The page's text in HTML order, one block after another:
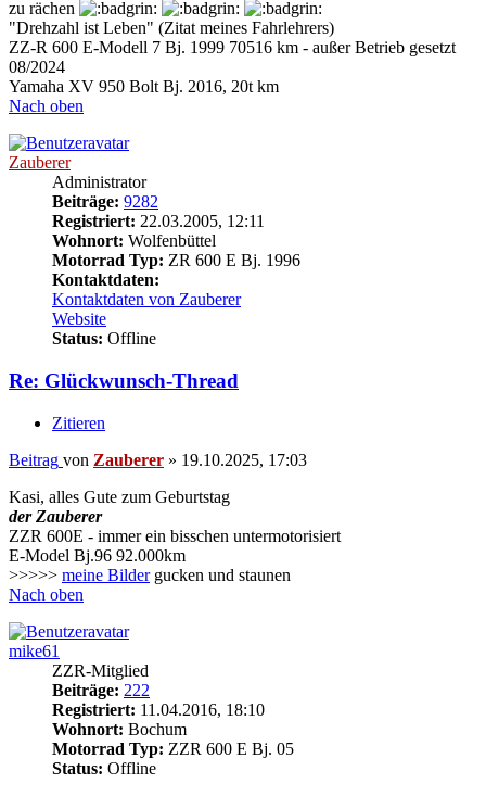
zu rächen
"Drehzahl ist Leben" (Zitat meines Fahrlehrers)
ZZ-R 600 E-Modell 7 Bj. 1999 70516 km - außer Betrieb gesetzt
08/2024
Yamaha XV 950 Bolt Bj. 2016, 20t km
Nach oben
Zauberer
Administrator
Beiträge: 9282
Registriert: 22.03.2005, 12:11
Wohnort: Wolfenbüttel
Motorrad Typ: ZR 600 E Bj. 1996
Kontaktdaten:
Kontaktdaten von Zauberer
Website
Status: Offline
Re: Glückwunsch-Thread
Zitieren
Beitrag von Zauberer » 19.10.2025, 17:03
Kasi, alles Gute zum Geburtstag
der Zauberer
ZZR 600E - immer ein bisschen untermotorisiert
E-Model Bj.96 92.000km
>>>>> meine Bildergucken und staunen
Nach oben
mike61
ZZR-Mitglied
Beiträge: 222
Registriert: 11.04.2016, 18:10
Wohnort: Bochum
Motorrad Typ: ZZR 600 E Bj. 05
Status: Offline